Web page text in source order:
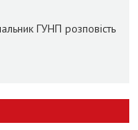
ГУНП розповість